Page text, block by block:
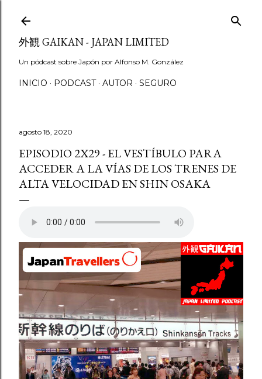
外観 GAIKAN - JAPAN LIMITED
Un pódcast sobre Japón por Alfonso M. González
INICIO PODCAST AUTOR SEGURO
agosto 18, 2020
EPISODIO 2X29 - EL VESTÍBULO PARA
ACCEDER A LA VÍAS DE LOS TRENES DE
ALTA VELOCIDAD EN SHIN OSAKA